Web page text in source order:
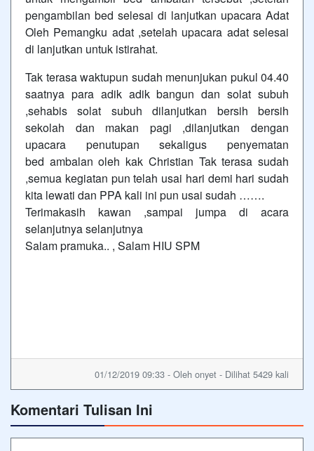
pengambilan bed selesai di lanjutkan upacara Adat
Oleh Pemangku adat ,setelah upacara adat selesai
di lanjutkan untuk istirahat.
Tak terasa waktupun sudah menunjukan pukul 04.40
saatnya para adik adik bangun dan solat subuh
,sehabis solat subuh dilanjutkan bersih bersih
sekolah dan makan pagi ,dilanjutkan dengan
upacara penutupan sekaligus penyematan
bed ambalan oleh kak Christian Tak terasa sudah
,semua kegiatan pun telah usai hari demi hari sudah
kita lewati dan PPA kali ini pun usai sudah …….
Terimakasih kawan ,sampai jumpa di acara
selanjutnya selanjutnya
Salam pramuka.. , Salam HIU SPM
01/12/2019 09:33 - Oleh onyet - Dilihat 5429 kali
Komentari Tulisan Ini